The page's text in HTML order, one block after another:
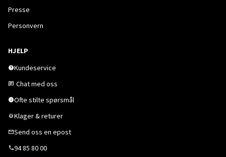
Presse
Personvern
HJELP
Kundeservice
Chat med oss
Ofte stilte spørsmål
Klager & returer
Send oss en epost
94 85 80 00